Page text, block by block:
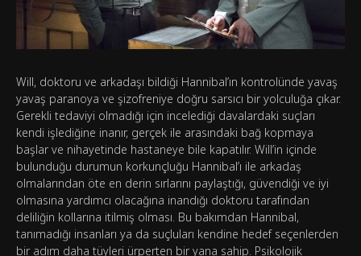
Will, doktoru ve arkadaşı bildiği Hannibal’ın kontrolünde yavaş
yavaş paranoya ve şizofreniye doğru sarsıcı bir yolculuğa çıkar.
Gerekli tedaviyi olmadığı için incelediği davalardaki suçları
kendi işlediğine inanır, gerçek ile arasındaki bağ kopmaya
başlar ve nihayetinde hastaneye bile kapatılır. Will’in içinde
bulunduğu durumun korkunçluğu Hannibal’ı ile arkadaş
olmalarından öte en derin sırlarını paylaştığı, güvendiği ve iyi
olmasına yardımcı olacağına inandığı doktoru tarafından
deliliğin kollarına itilmiş olması. Bu bakımdan Hannibal,
tanımadığı insanları ya da suçluları kendine hedef seçenlerden
bir adım daha tüyleri ürperten bir yana sahip. Psikolojik